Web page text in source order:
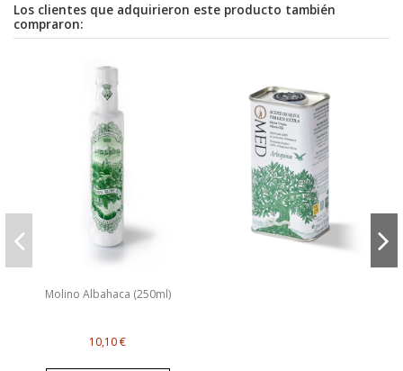
Los clientes que adquirieron este producto también
compraron:
Molino Albahaca (250ml)
10,10 €